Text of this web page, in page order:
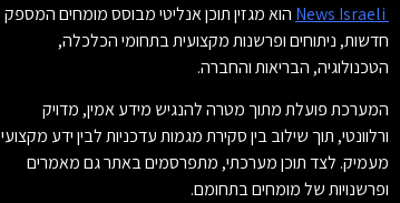
הוא מגזין תוכן אנליטי מבוסס מומחים המספק
חדשות, ניתוחים ופרשנות מקצועית בתחומי הכלכלה,
הטכנולוגיה, הבריאות והחברה.
המערכת פועלת מתוך מטרה להנגיש מידע אמין, מדויק
ורלוונטי, תוך שילוב בין סקירת מגמות עדכניות לבין ידע מקצועי
מעמיק. לצד תוכן מערכתי, מתפרסמים באתר גם מאמרים
ופרשנויות של מומחים בתחומם.